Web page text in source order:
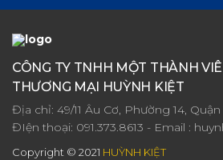
CÔNG TY TNHH MỘT THÀNH
THƯƠNG MẠI HUỲNH KIỆT
Địa chỉ: 49/11 Âu Cơ, Phường 14, Quận
ĐIện thoại: 091.373.8613 - Email :
Copyright © 2021 HUỲNH KIỆT